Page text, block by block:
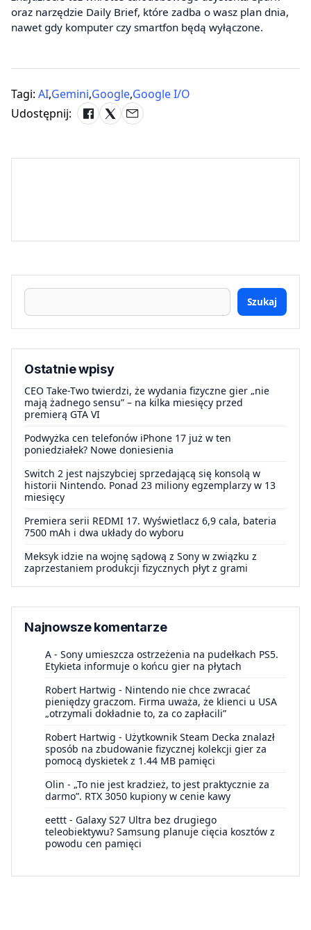
oraz narzędzie Daily Brief, które zadba o wasz plan dnia,
nawet gdy komputer czy smartfon będą wyłączone.
Tagi: AI,Gemini,Google,Google I/O
Udostępnij:
Szukaj
Ostatnie wpisy
CEO Take-Two twierdzi, że wydania fizyczne gier „nie
mają żadnego sensu” – na kilka miesięcy przed
premierą GTA VI
Podwyżka cen telefonów iPhone 17 już w ten
poniedziałek? Nowe doniesienia
Switch 2 jest najszybciej sprzedającą się konsolą w
historii Nintendo. Ponad 23 miliony egzemplarzy w 13
miesięcy
Premiera serii REDMI 17. Wyświetlacz 6,9 cala, bateria
7500 mAh i dwa układy do wyboru
Meksyk idzie na wojnę sądową z Sony w związku z
zaprzestaniem produkcji fizycznych płyt z grami
Najnowsze komentarze
A - Sony umieszcza ostrzeżenia na pudełkach PS5.
Etykieta informuje o końcu gier na płytach
Robert Hartwig - Nintendo nie chce zwracać
pieniędzy graczom. Firma uważa, że klienci u USA
„otrzymali dokładnie to, za co zapłacili”
Robert Hartwig - Użytkownik Steam Decka znalazł
sposób na zbudowanie fizycznej kolekcji gier za
pomocą dyskietek z 1.44 MB pamięci
Olin - „To nie jest kradzież, to jest praktycznie za
darmo”. RTX 3050 kupiony w cenie kawy
eettt - Galaxy S27 Ultra bez drugiego
teleobiektywu? Samsung planuje cięcia kosztów z
powodu cen pamięci